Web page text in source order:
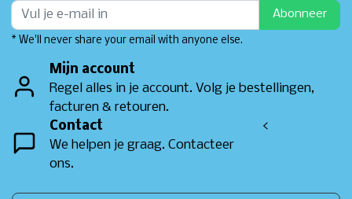
Abonneer
* We'll never share your email with anyone else.
Mijn account
Regel alles in je account. Volg je bestellingen,
facturen & retouren.
Contact
We helpen je graag. Contacteer
ons.
<